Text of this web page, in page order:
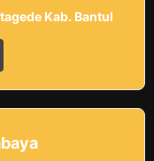
Kab. Bantul